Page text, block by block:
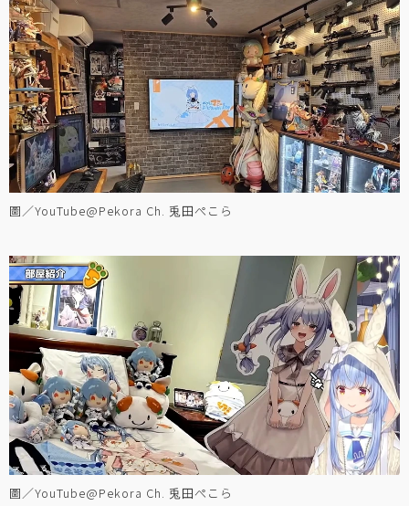
圖／YouTube@Pekora Ch. 兎田ぺこら
圖／YouTube@Pekora Ch. 兎田ぺこら